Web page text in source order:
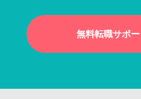
無料転職サポ